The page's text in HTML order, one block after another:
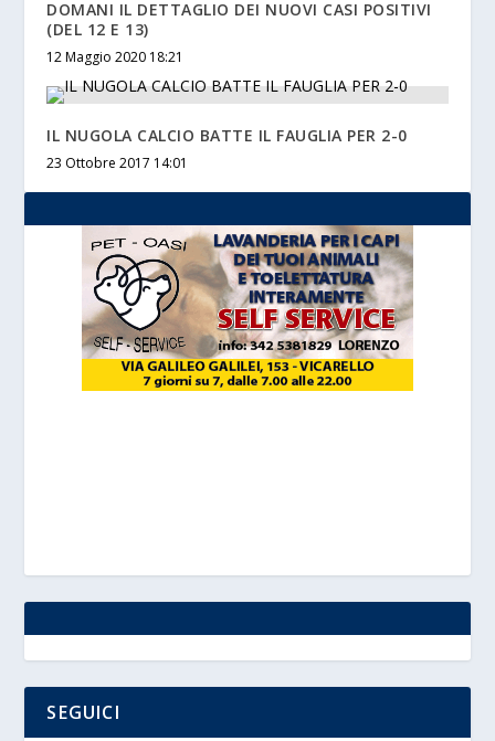
DOMANI IL DETTAGLIO DEI NUOVI CASI POSITIVI
(DEL 12 E 13)
12 Maggio 2020 18:21
IL NUGOLA CALCIO BATTE IL FAUGLIA PER 2-0
23 Ottobre 2017 14:01
SEGUICI